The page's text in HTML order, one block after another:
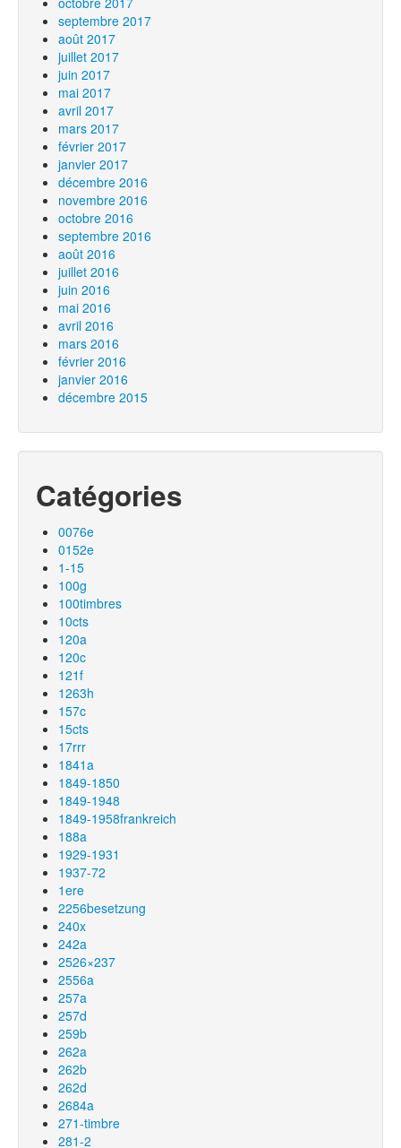
septembre 2017
août 2017
juillet 2017
juin 2017
mai 2017
avril 2017
mars 2017
février 2017
janvier 2017
décembre 2016
novembre 2016
octobre 2016
septembre 2016
août 2016
juillet 2016
juin 2016
mai 2016
avril 2016
mars 2016
février 2016
janvier 2016
décembre 2015
Catégories
0076e
0152e
1-15
100g
100timbres
10cts
120a
120c
121f
1263h
157c
15cts
17rrr
1841a
1849-1850
1849-1948
1849-1958frankreich
188a
1929-1931
1937-72
1ere
2256besetzung
240x
242a
2526×237
2556a
257a
257d
259b
262a
262b
262d
2684a
271-timbre
281-2